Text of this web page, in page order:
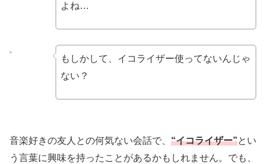
よね…
もしかして、イコライザー使ってないんじゃ
ない？
音楽好きの友人との何気ない会話で、 “イコライザー”とい
う言葉に興味を持ったことがあるかもしれません。でも、